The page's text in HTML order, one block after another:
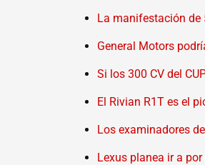
La manifestación de
General Motors
Si los 300 CV del
El Rivian R1T es el
Los examinadores
Lexus planea ir a